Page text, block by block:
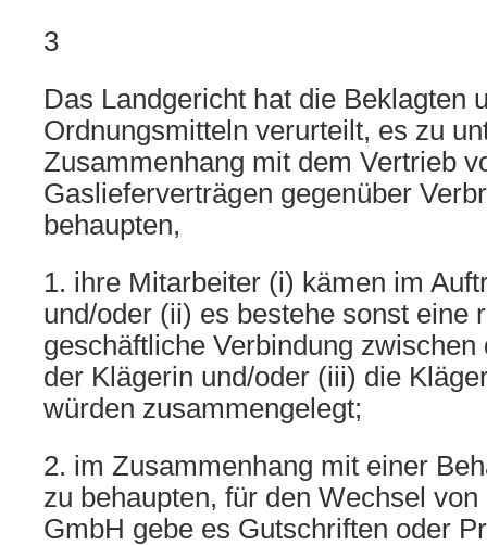
3
Das Landgericht hat die Beklagten
Ordnungsmitteln verurteilt, es zu
Zusammenhang mit dem Vertrieb
Gaslieferverträgen gegenüber
behaupten,
1. ihre Mitarbeiter (i) kämen im
und/oder (ii) es bestehe sonst eine
geschäftliche Verbindung
der Klägerin und/oder (iii) die
würden zusammengelegt;
2. im Zusammenhang mit einer
zu behaupten, für den Wechsel
GmbH gebe es Gutschriften oder